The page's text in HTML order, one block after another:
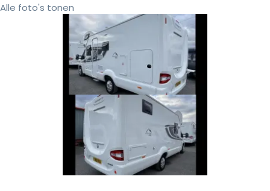
Alle foto's tonen